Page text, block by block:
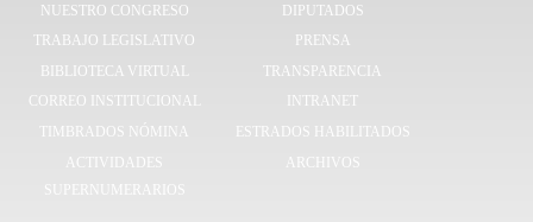
NUESTRO CONGRESO
DIPUTADOS
TRABAJO LEGISLATIVO
PRENSA
BIBLIOTECA VIRTUAL
TRANSPARENCIA
CORREO INSTITUCIONAL
INTRANET
TIMBRADOS NÓMINA
ESTRADOS HABILITADOS
ACTIVIDADES
SUPERNUMERARIOS
ARCHIVOS